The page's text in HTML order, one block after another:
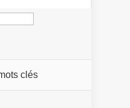
clés